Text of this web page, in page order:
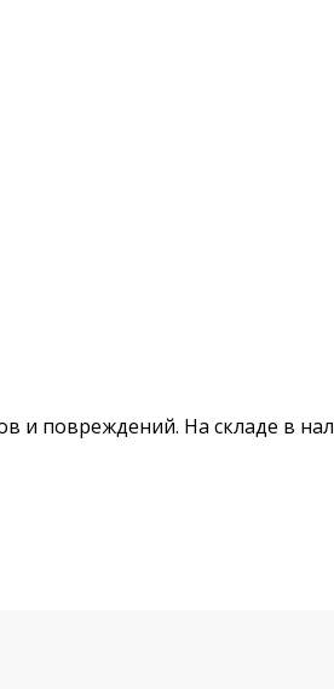
и повреждений. На складе в